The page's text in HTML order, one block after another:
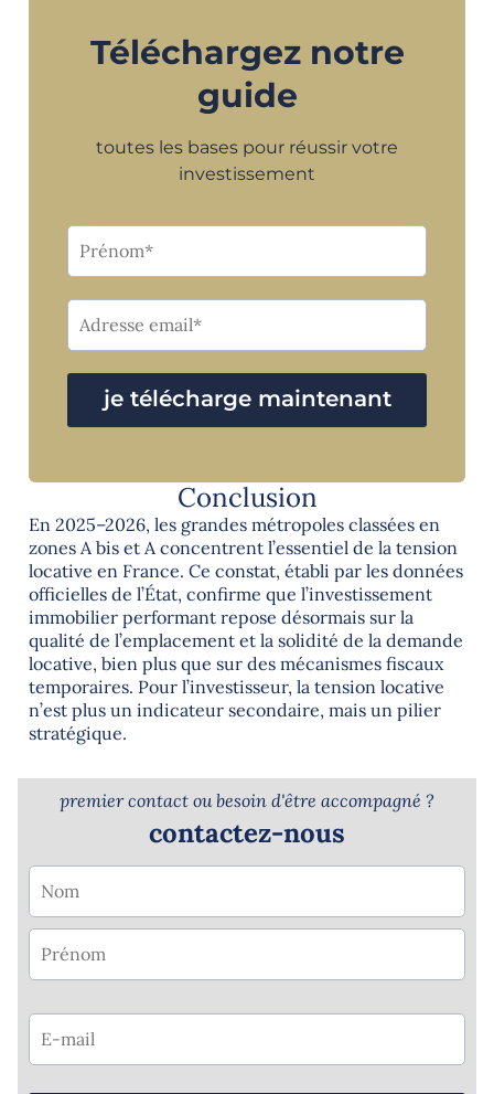
Téléchargez notre
guide
toutes les bases pour réussir votre
investissement
je télécharge maintenant
Conclusion
En 2025–2026, les grandes métropoles classées en
zones A bis et A concentrent l’essentiel de la tension
locative en France. Ce constat, établi par les données
officielles de l’État, confirme que l’investissement
immobilier performant repose désormais sur la
qualité de l’emplacement et la solidité de la demande
locative, bien plus que sur des mécanismes fiscaux
temporaires. Pour l’investisseur, la tension locative
n’est plus un indicateur secondaire, mais un pilier
stratégique.
premier contact ou besoin d'être accompagné ?
contactez-nous